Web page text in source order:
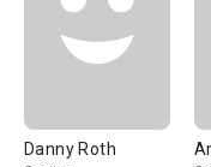
Danny Roth